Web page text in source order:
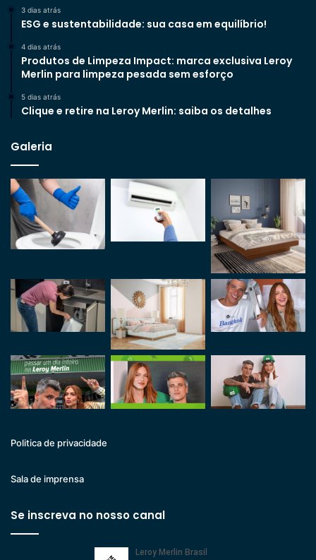
3 dias atrás
ESG e sustentabilidade: sua casa em equilíbrio!
4 dias atrás
Produtos de Limpeza Impact: marca exclusiva Leroy
Merlin para limpeza pesada sem esforço
5 dias atrás
Clique e retire na Leroy Merlin: saiba os detalhes
Galeria
Politica de privacidade
Sala de imprensa
Se inscreva no nosso canal